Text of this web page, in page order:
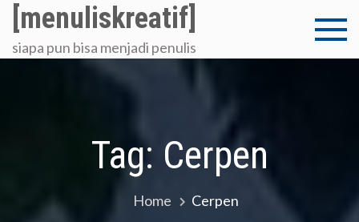
Skip
content
[menuliskreatif]
siapa pun bisa menjadi penulis
Tag: Cerpen
Home Cerpen